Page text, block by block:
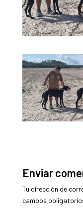
Enviar
Tu dirección de
campos